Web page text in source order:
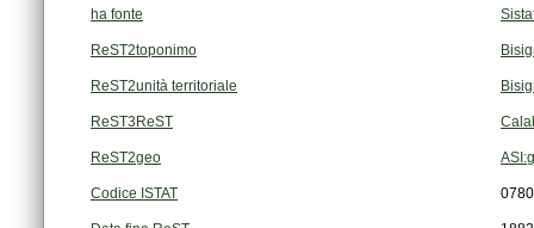
ha fonte
ReST2toponimo
ReST2unità territoriale
ReST3ReST
ReST2geo
Codice ISTAT